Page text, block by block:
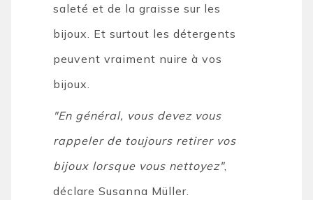
saleté et de la graisse sur les
bijoux. Et surtout les détergents
peuvent vraiment nuire à vos
bijoux.
"En général, vous devez vous
rappeler de toujours retirer vos
bijoux lorsque vous nettoyez",
déclare Susanna Müller.